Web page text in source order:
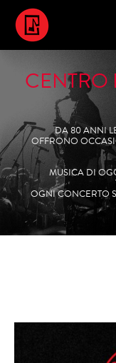
CENTRO
DA 80 ANNI
OFFRONO
MUSICA DI
OGNI CONCERTO